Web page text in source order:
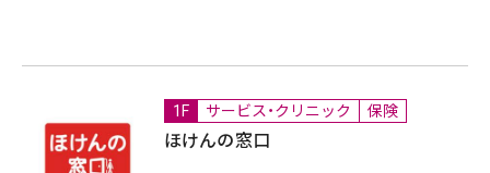
1F サービス・クリニック 保険
ほけんの窓口